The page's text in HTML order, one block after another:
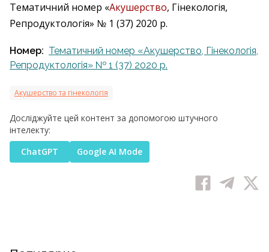
Тематичний номер «Акушерство, Гінекологія,
Репродуктологія» № 1 (37) 2020 р.
Номер: Тематичний номер «Акушерство, Гінекологія,
Репродуктологія» № 1 (37) 2020 р.
Акушерство та гінекологія
Досліджуйте цей контент за допомогою штучного
інтелекту:
ChatGPT
Google AI Mode